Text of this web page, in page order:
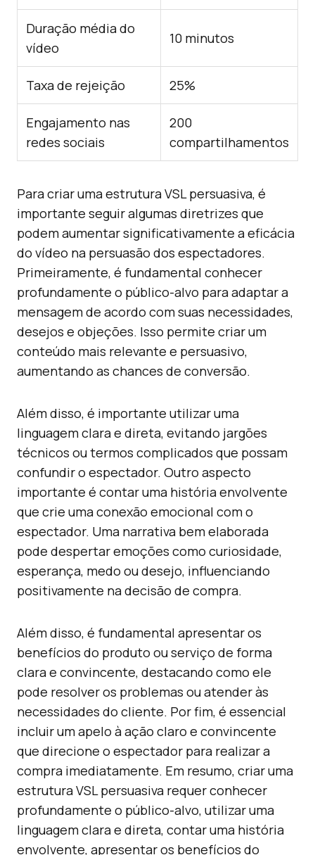
Duração média do
vídeo
10 minutos
Taxa de rejeição 25%
Engajamento nas
redes sociais
200
compartilhamentos
Para criar uma estrutura VSL persuasiva, é
importante seguir algumas diretrizes que
podem aumentar significativamente a eficácia
do vídeo na persuasão dos espectadores.
Primeiramente, é fundamental conhecer
profundamente o público-alvo para adaptar a
mensagem de acordo com suas necessidades,
desejos e objeções. Isso permite criar um
conteúdo mais relevante e persuasivo,
aumentando as chances de conversão.
Além disso, é importante utilizar uma
linguagem clara e direta, evitando jargões
técnicos ou termos complicados que possam
confundir o espectador. Outro aspecto
importante é contar uma história envolvente
que crie uma conexão emocional com o
espectador. Uma narrativa bem elaborada
pode despertar emoções como curiosidade,
esperança, medo ou desejo, influenciando
positivamente na decisão de compra.
Além disso, é fundamental apresentar os
benefícios do produto ou serviço de forma
clara e convincente, destacando como ele
pode resolver os problemas ou atender às
necessidades do cliente. Por fim, é essencial
incluir um apelo à ação claro e convincente
que direcione o espectador para realizar a
compra imediatamente. Em resumo, criar uma
estrutura VSL persuasiva requer conhecer
profundamente o público-alvo, utilizar uma
linguagem clara e direta, contar uma história
envolvente, apresentar os benefícios do